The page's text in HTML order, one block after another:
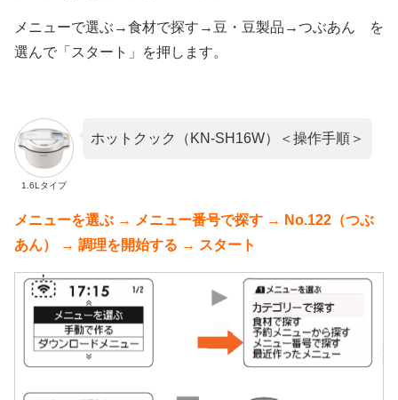
メニューで選ぶ→食材で探す→豆・豆製品→つぶあん を
選んで「スタート」を押します。
1.6Lタイプ
ホットクック（KN-SH16W）＜操作手順＞
メニューを選ぶ → メニュー番号で探す → No.122（つぶ
あん） → 調理を開始する → スタート